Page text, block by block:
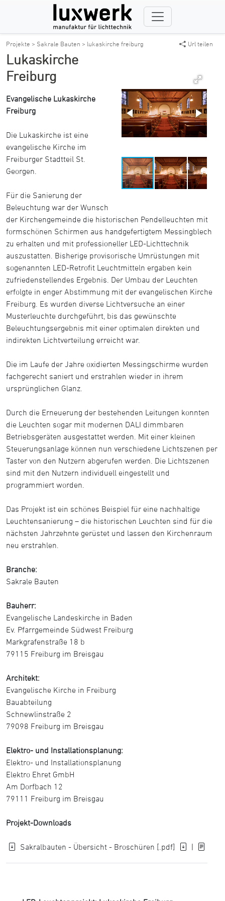
Projekte > Sakrale Bauten > lukaskirche freiburg Url teilen
Lukaskirche
Freiburg
Evangelische Lukaskirche
Freiburg
Die Lukaskirche ist eine
evangelische Kirche im
Freiburger Stadtteil St.
Georgen.
Für die Sanierung der
Beleuchtung war der Wunsch
der Kirchengemeinde die historischen Pendelleuchten mit
formschönen Schirmen aus handgefertigtem Messingblech
zu erhalten und mit professioneller LED-Lichttechnik
auszustatten. Bisherige provisorische Umrüstungen mit
sogenannten LED-Retrofit Leuchtmitteln ergaben kein
zufriedenstellendes Ergebnis. Der Umbau der Leuchten
erfolgte in enger Abstimmung mit der evangelischen Kirche
Freiburg. Es wurden diverse Lichtversuche an einer
Musterleuchte durchgeführt, bis das gewünschte
Beleuchtungsergebnis mit einer optimalen direkten und
indirekten Lichtverteilung erreicht war.
Die im Laufe der Jahre oxidierten Messingschirme wurden
fachgerecht saniert und erstrahlen wieder in ihrem
ursprünglichen Glanz.
Durch die Erneuerung der bestehenden Leitungen konnten
die Leuchten sogar mit modernen DALI dimmbaren
Betriebsgeräten ausgestattet werden. Mit einer kleinen
Steuerungsanlage können nun verschiedene Lichtszenen per
Taster von den Nutzern abgerufen werden. Die Lichtszenen
sind mit den Nutzern individuell eingestellt und
programmiert worden.
Das Projekt ist ein schönes Beispiel für eine nachhaltige
Leuchtensanierung – die historischen Leuchten sind für die
nächsten Jahrzehnte gerüstet und lassen den Kirchenraum
neu erstrahlen.
Branche:
Sakrale Bauten
Bauherr:
Evangelische Landeskirche in Baden
Ev. Pfarrgemeinde Südwest Freiburg
Markgrafenstraße 18 b
79115 Freiburg im Breisgau
Architekt:
Evangelische Kirche in Freiburg
Bauabteilung
Schnewlinstraße 2
79098 Freiburg im Breisgau
Elektro- und Installationsplanung:
Elektro- und Installationsplanung
Elektro Ehret GmbH
Am Dorfbach 12
79111 Freiburg im Breisgau
Projekt-Downloads
Sakralbauten - Übersicht - Broschüren [.pdf] |